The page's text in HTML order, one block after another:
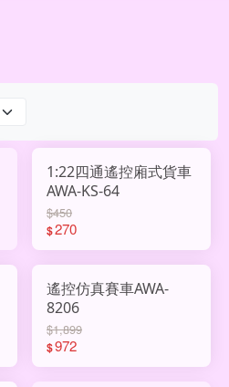
1:22四通遙控廂式貨車
AWA-KS-64
$450
$270
遙控仿真賽車AWA-
8206
$1,899
$972